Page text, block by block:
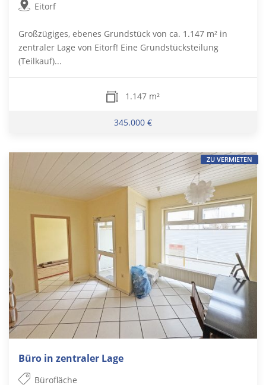
Eitorf
Großzügiges, ebenes Grundstück von ca. 1.147 m² in
zentraler Lage von Eitorf! Eine Grundstücksteilung
(Teilkauf)...
1.147 m²
345.000 €
Büro in zentraler Lage
Bürofläche
ZU VERMIETEN